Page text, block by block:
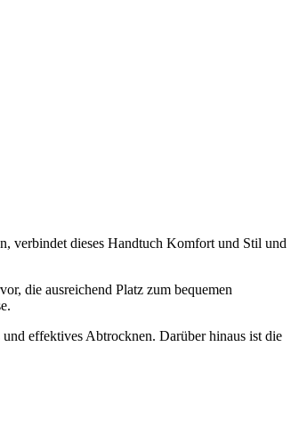
verbindet dieses Handtuch Komfort und Stil und
die ausreichend Platz zum bequemen
effektives Abtrocknen. Darüber hinaus ist die